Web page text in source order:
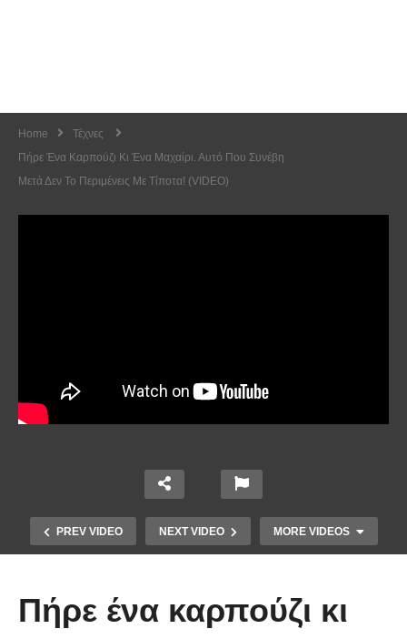
Home
Τέχνες
Πήρε Ένα Καρπούζι Κι Ένα Μαχαίρι. Αυτό Που Συνέβη
Μετά Δεν Το Περιμένεις Με Τίποτα! (VIDEO)
PREV VIDEO NEXT VIDEO MORE VIDEOS
Πήρε ένα καρπούζι κι